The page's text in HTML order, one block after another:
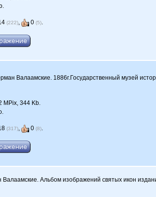
(222), 0(5).
Валаамские. 1886г.Государственный музей
MPix, 344 Kb.
(317), 0(8).
Валаамские. Альбом изображений святых икон